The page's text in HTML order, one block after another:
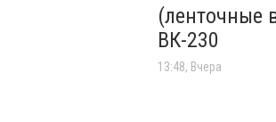
(ленточные
ВК-230
13:48, Вчера